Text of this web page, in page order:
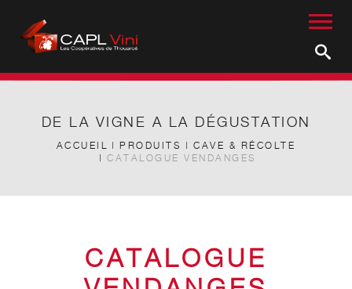
DE LA VIGNE A LA DÉGUSTATION
ACCUEIL PRODUITS
CAVE & RÉCOLTE
CATALOGUE VENDANGES
CATALOGUE